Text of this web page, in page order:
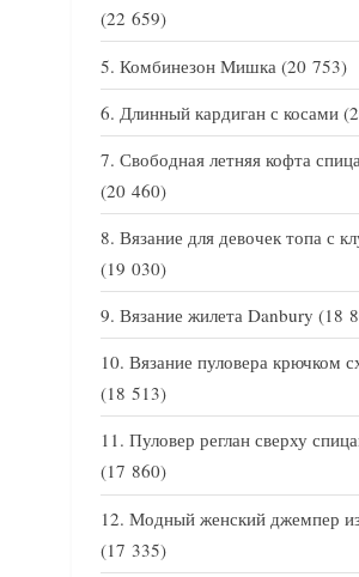
(22 659)
Комбинезон Мишка (20 753)
Длинный кардиган с косами
Свободная летняя кофта
(20 460)
Вязание для девочек топа с
(19 030)
Вязание жилета Danbury (18
Вязание пуловера крючком
(18 513)
Пуловер реглан сверху
(17 860)
Модный женский джемпер
(17 335)